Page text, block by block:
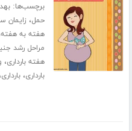
برچسب‌ها:
حمل، زایمان
هفته به هفته
مراحل رشد
هفته بارداری،
بارداری،بارداری